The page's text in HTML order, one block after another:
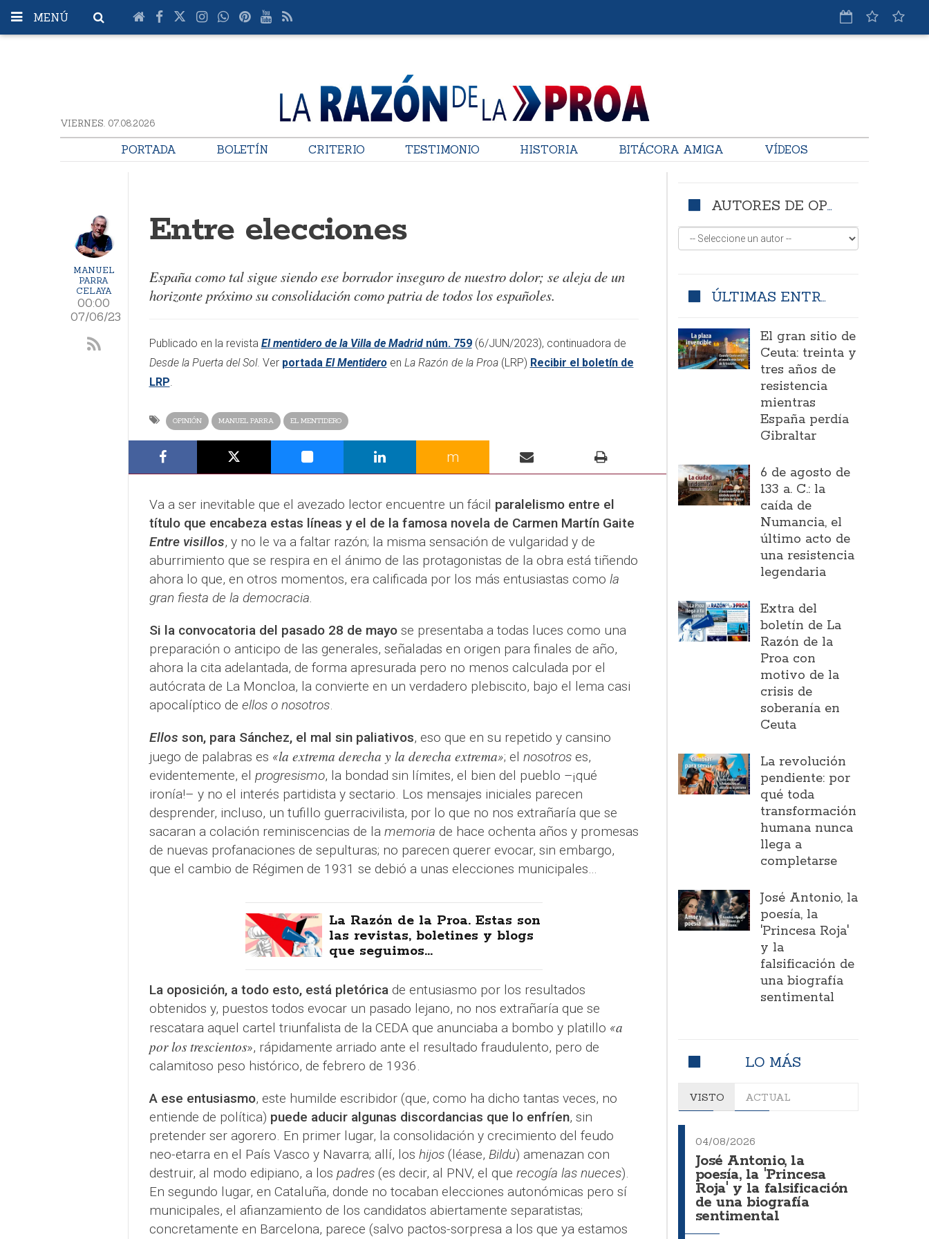
MENÚ
VIERNES. 07.08.2026
PORTADA BOLETÍN CRITERIO TESTIMONIO HISTORIA BITÁCORA AMIGA VÍDEOS
MANUEL
PARRA
CELAYA
00:00
07/06/23
Entre elecciones
España como tal sigue siendo ese borrador inseguro de nuestro dolor; se aleja de un
horizonte próximo su consolidación como patria de todos los españoles.
​​Publicado en la revista El mentidero de la Villa de Madridnúm. 759(6/JUN/2023), continuadora de
Desde la Puerta del Sol. Ver portada El Mentideroen La Razón de la Proa(LRP) Recibir el boletín de
LRP.​
OPINIÓN MANUEL PARRA EL MENTIDERO
m
Va a ser inevitable que el avezado lector encuentre un fácil paralelismo entre el
título que encabeza estas líneas y el de la famosa novela de Carmen Martín Gaite
Entre visillos, y no le va a faltar razón; la misma sensación de vulgaridad y de
aburrimiento que se respira en el ánimo de las protagonistas de la obra está tiñendo
ahora lo que, en otros momentos, era calificada por los más entusiastas como la
gran fiesta de la democracia.
Si la convocatoria del pasado 28 de mayose presentaba a todas luces como una
preparación o anticipo de las generales, señaladas en origen para finales de año,
ahora la cita adelantada, de forma apresurada pero no menos calculada por el
autócrata de La Moncloa, la convierte en un verdadero plebiscito, bajo el lema casi
apocalíptico de ellos o nosotros.
Ellos son, para Sánchez, el mal sin paliativos, eso que en su repetido y cansino
juego de palabras es «la extrema derecha y la derecha extrema»; el nosotroses,
evidentemente, el progresismo, la bondad sin límites, el bien del pueblo –¡qué
ironía!– y no el interés partidista y sectario. Los mensajes iniciales parecen
desprender, incluso, un tufillo guerracivilista, por lo que no nos extrañaría que se
sacaran a colación reminiscencias de la memoria de hace ochenta años y promesas
de nuevas profanaciones de sepulturas; no parecen querer evocar, sin embargo,
que el cambio de Régimen de 1931 se debió a unas elecciones municipales…
La Razón de la Proa. Estas son
las revistas, boletines y blogs
que seguimos...
La oposición, a todo esto, está pletóricade entusiasmo por los resultados
obtenidos y, puestos todos evocar un pasado lejano, no nos extrañaría que se
rescatara aquel cartel triunfalista de la CEDA que anunciaba a bombo y platillo «a
por los trescientos», rápidamente arriado ante el resultado fraudulento, pero de
calamitoso peso histórico, de febrero de 1936.
A ese entusiasmo, este humilde escribidor (que, como ha dicho tantas veces, no
entiende de política) puede aducir algunas discordancias que lo enfríen, sin
pretender ser agorero. En primer lugar, la consolidación y crecimiento del feudo
neo-etarra en el País Vasco y Navarra; allí, los hijos (léase, Bildu) amenazan con
destruir, al modo edipiano, a los padres (es decir, al PNV, el que recogía las nueces).
En segundo lugar, en Cataluña, donde no tocaban elecciones autonómicas pero sí
municipales, el afianzamiento de los candidatos abiertamente separatistas;
concretamente en Barcelona, parece (salvo pactos-sorpresa a los que ya estamos
AUTORES DE OPINIÓN
ÚLTIMAS ENTRADAS
El gran sitio de
Ceuta: treinta y
tres años de
resistencia
mientras
España perdía
Gibraltar
6 de agosto de
133 a. C.: la
caída de
Numancia, el
último acto de
una resistencia
legendaria
Extra del
boletín de La
Razón de la
Proa con
motivo de la
crisis de
soberanía en
Ceuta
La revolución
pendiente: por
qué toda
transformación
humana nunca
llega a
completarse
José Antonio, la
poesía, la
'Princesa Roja'
y la
falsificación de
una biografía
sentimental
LO MÁS
VISTO ACTUAL
04/08/2026
José Antonio, la
poesía, la 'Princesa
Roja' y la falsificación
de una biografía
sentimental